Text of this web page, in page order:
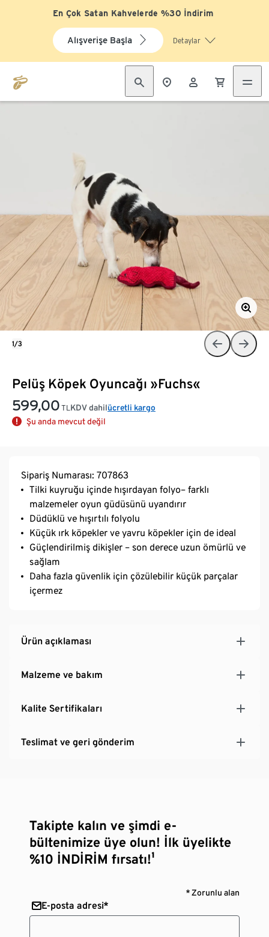
En Çok Satan Kahvelerde %30 İndirim
Alışverişe Başla Detaylar
Pelüş Köpek Oyuncağı »Fuchs«
599,00 TL KDV dahilücretli kargo
Şu anda mevcut değil
1/3
Sipariş Numarası: 707863
Tilki kuyruğu içinde hışırdayan folyo– farklı
malzemeler oyun güdüsünü uyandırır
Düdüklü ve hışırtılı folyolu
Küçük ırk köpekler ve yavru köpekler için de ideal
Güçlendirilmiş dikişler – son derece uzun ömürlü ve
sağlam
Daha fazla güvenlik için çözülebilir küçük parçalar
içermez
Ürün açıklaması
Malzeme ve bakım
Kalite Sertifikaları
Teslimat ve geri gönderim
Takipte kalın ve şimdi e-
bültenimize üye olun! İlk üyelikte
%10 İNDİRİM fırsatı!¹
* Zorunlu alan
E-posta adresi*